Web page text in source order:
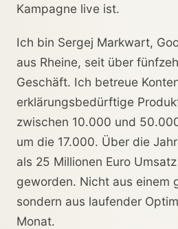
Kampagne live ist.
Ich bin Sergej Markwart,
aus Rheine, seit über
Geschäft. Ich betreue
erklärungsbedürftige
zwischen 10.000 und
um die 17.000. Über die
als 25 Millionen Euro
geworden. Nicht aus einem
sondern aus laufender
Monat.